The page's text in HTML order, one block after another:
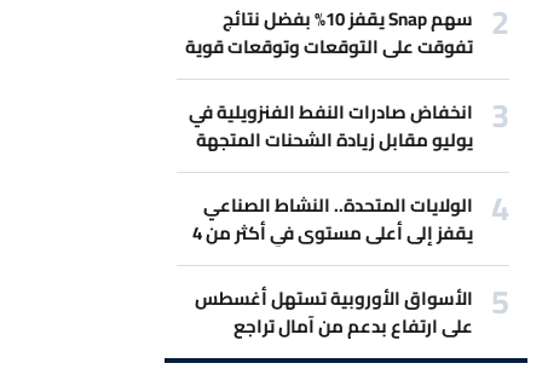
سهم Snap يقفز 10% بفضل نتائج
تفوقت على التوقعات وتوقعات قوية
للمبيعات.
انخفاض صادرات النفط الفنزويلية في
يوليو مقابل زيادة الشحنات المتجهة
لأميركا
الولايات المتحدة.. النشاط الصناعي
يقفز إلى أعلى مستوى في أكثر من 4
سنوات
الأسواق الأوروبية تستهل أغسطس
على ارتفاع بدعم من آمال تراجع
التصعيد بين أميركا وإيران